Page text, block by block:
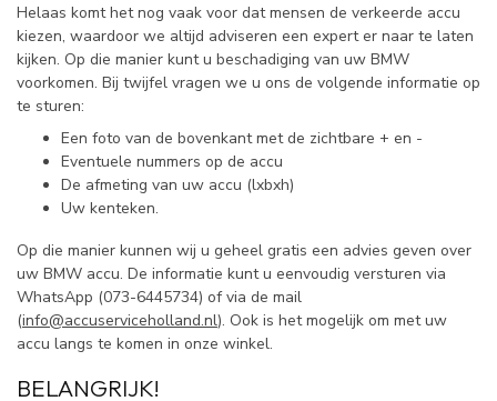
Helaas komt het nog vaak voor dat mensen de verkeerde accu
kiezen, waardoor we altijd adviseren een expert er naar te laten
kijken. Op die manier kunt u beschadiging van uw BMW
voorkomen. Bij twijfel vragen we u ons de volgende informatie op
te sturen:
Een foto van de bovenkant met de zichtbare + en -
Eventuele nummers op de accu
De afmeting van uw accu (lxbxh)
Uw kenteken.
Op die manier kunnen wij u geheel gratis een advies geven over
uw BMW accu. De informatie kunt u eenvoudig versturen via
WhatsApp (073-6445734) of via de mail
(info@accuserviceholland.nl). Ook is het mogelijk om met uw
accu langs te komen in onze winkel.
BELANGRIJK!